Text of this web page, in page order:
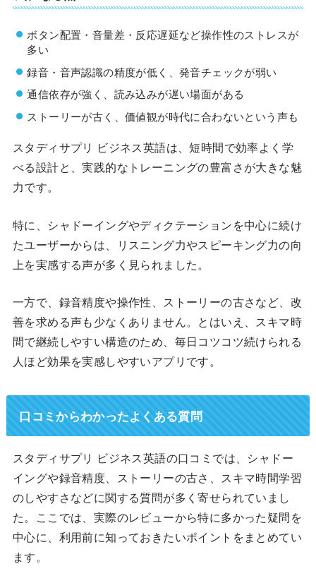
ボタン配置・音量差・反応遅延など操作性のストレスが
多い
録音・音声認識の精度が低く、発音チェックが弱い
通信依存が強く、読み込みが遅い場面がある
ストーリーが古く、価値観が時代に合わないという声も
スタディサプリ ビジネス英語は、短時間で効率よく学
べる設計と、実践的なトレーニングの豊富さが大きな魅
力です。
特に、シャドーイングやディクテーションを中心に続け
たユーザーからは、リスニング力やスピーキング力の向
上を実感する声が多く見られました。
一方で、録音精度や操作性、ストーリーの古さなど、改
善を求める声も少なくありません。とはいえ、スキマ時
間で継続しやすい構造のため、毎日コツコツ続けられる
人ほど効果を実感しやすいアプリです。
口コミからわかったよくある質問
スタディサプリ ビジネス英語の口コミでは、シャドー
イングや録音精度、ストーリーの古さ、スキマ時間学習
のしやすさなどに関する質問が多く寄せられていまし
た。ここでは、実際のレビューから特に多かった疑問を
中心に、利用前に知っておきたいポイントをまとめてい
ます。